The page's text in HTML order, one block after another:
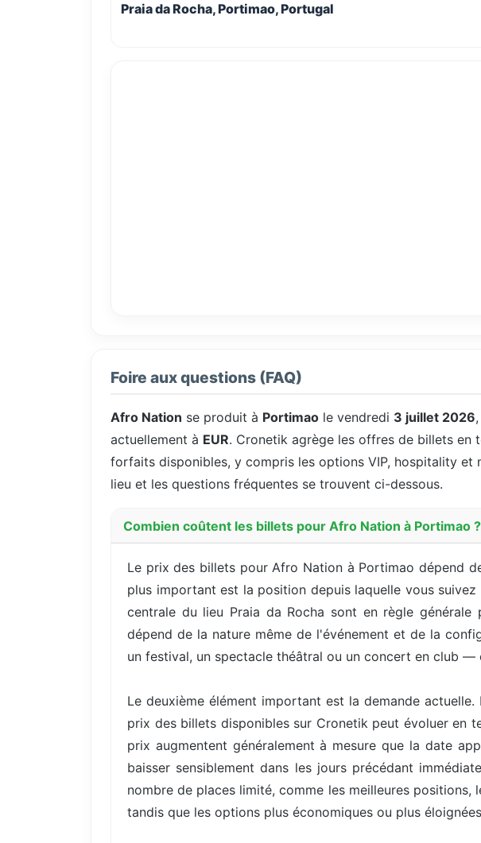
Praia da Rocha, Portimao, Portugal
Foire aux questions (FAQ)
Afro Nation se produit à Portimao le vendredi 3 juillet 2026
actuellement à EUR. Cronetik agrège les offres de billets
forfaits disponibles, y compris les options VIP, hospitality et
lieu et les questions fréquentes se trouvent ci-dessous.
Combien coûtent les billets pour Afro Nation à Portimao ?
Le prix des billets pour Afro Nation à Portimao dépend
plus important est la position depuis laquelle vous
centrale du lieu Praia da Rocha sont en règle
dépend de la nature même de l'événement et de la
un festival, un spectacle théâtral ou un concert en club
Le deuxième élément important est la demande
prix des billets disponibles sur Cronetik peut évoluer en
prix augmentent généralement à mesure que la date
baisser sensiblement dans les jours précédant
nombre de places limité, comme les meilleures
tandis que les options plus économiques ou plus